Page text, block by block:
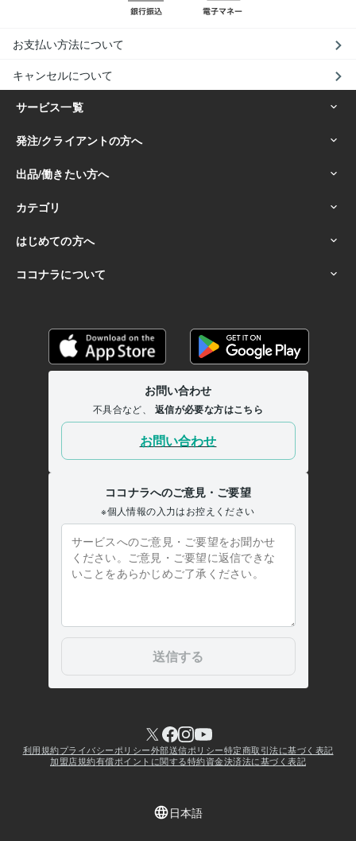
お支払い方法について
キャンセルについて